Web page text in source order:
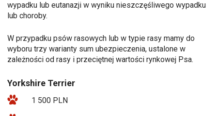
wypadku lub eutanazji w wyniku nieszczęśliwego wypadku
lub choroby.
W przypadku psów rasowych lub w typie rasy mamy do
wyboru trzy warianty sum ubezpieczenia, ustalone w
zależności od rasy i przeciętnej wartości rynkowej Psa.
Yorkshire Terrier
1 500 PLN